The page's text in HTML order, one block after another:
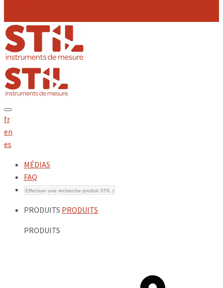
fr
en
es
MÉDIAS
FAQ
PRODUITS PRODUITS
PRODUITS